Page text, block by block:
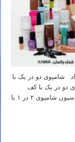
۱ با کف کنندگی زیاد شامپوی دو در یک با
دو در یک با کف
کنندگی بالا مواد لازم و مقدار مورد نیاز برای فرمولاسیون شامپوی ۲ در ۱ با